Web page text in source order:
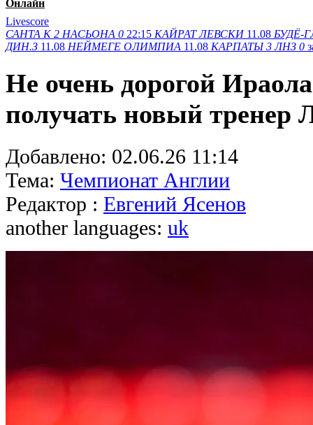
Онлайн
Livescore
САНТА К 2 НАСЬОНА 0 22:15 КАЙРАТ ЛЕВСКИ 11.08 БУДЁ-
ДИН.З 11.08 НЕЙМЕГЕ ОЛИМПИА 11.08 КАРПАТЫ 3 ЛНЗ 0
Не очень дорогой
получать новый тренер
Добавлено: 02.06.26 11:14
Тема: Чемпионат Англии
Редактор : Евгений Ясенов
another languages: uk